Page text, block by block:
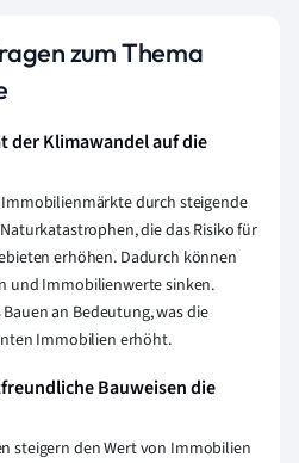
zum Thema
der Klimawandel auf die
durch steigende
die das Risiko für
erhöhen. Dadurch können
und Immobilienwerte sinken.
an Bedeutung, was die
Immobilien erhöht.
Bauweisen die
steigern den Wert von Immobilien